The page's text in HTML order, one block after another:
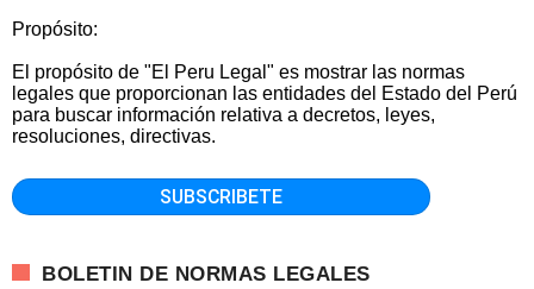
Propósito:
El propósito de "El Peru Legal" es mostrar las normas
legales que proporcionan las entidades del Estado del Perú
para buscar información relativa a decretos, leyes,
resoluciones, directivas.
BOLETIN DE NORMAS LEGALES